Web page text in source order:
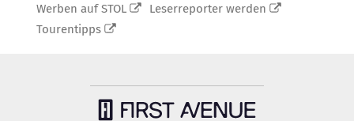
Werben auf STOL
Leserreporter werden
Tourentipps